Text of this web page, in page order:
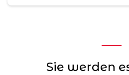
Sie werden